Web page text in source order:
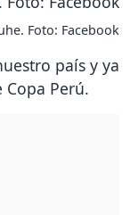
Foto: Facebook
país y ya
Perú.